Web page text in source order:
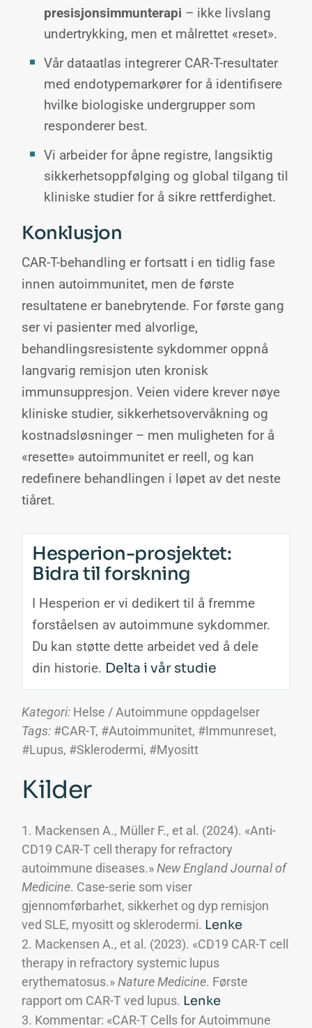
presisjonsimmunterapi – ikke livslang
undertrykking, men et målrettet «reset».
Vår dataatlas integrerer CAR-T-resultater
med endotypemarkører for å identifisere
hvilke biologiske undergrupper som
responderer best.
Vi arbeider for åpne registre, langsiktig
sikkerhetsoppfølging og global tilgang til
kliniske studier for å sikre rettferdighet.
Konklusjon
CAR-T-behandling er fortsatt i en tidlig fase
innen autoimmunitet, men de første
resultatene er banebrytende. For første gang
ser vi pasienter med alvorlige,
behandlingsresistente sykdommer oppnå
langvarig remisjon uten kronisk
immunsuppresjon. Veien videre krever nøye
kliniske studier, sikkerhetsovervåkning og
kostnadsløsninger – men muligheten for å
«resette» autoimmunitet er reell, og kan
redefinere behandlingen i løpet av det neste
tiåret.
Hesperion-prosjektet:
Bidra til forskning
I Hesperion er vi dedikert til å fremme
forståelsen av autoimmune sykdommer.
Du kan støtte dette arbeidet ved å dele
din historie. Delta i vår studie
Kategori: Helse / Autoimmune oppdagelser
Tags: #CAR-T, #Autoimmunitet, #Immunreset,
#Lupus, #Sklerodermi, #Myositt
Kilder
Mackensen A., Müller F., et al. (2024). «Anti-
CD19 CAR-T cell therapy for refractory
autoimmune diseases.»New England Journal of
Medicine. Case-serie som viser
gjennomførbarhet, sikkerhet og dyp remisjon
ved SLE, myositt og sklerodermi. Lenke
Mackensen A., et al. (2023). «CD19 CAR-T cell
therapy in refractory systemic lupus
erythematosus.»Nature Medicine. Første
rapport om CAR-T ved lupus. Lenke
Kommentar: «CAR-T Cells for Autoimmune